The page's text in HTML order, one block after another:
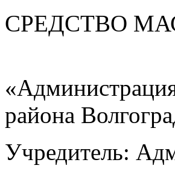
района
Учредитель: